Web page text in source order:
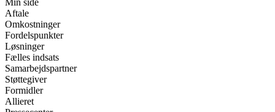
Aftale
Omkostninger
Fordelspunkter
Løsninger
Fælles indsats
Samarbejdspartner
Støttegiver
Formidler
Allieret